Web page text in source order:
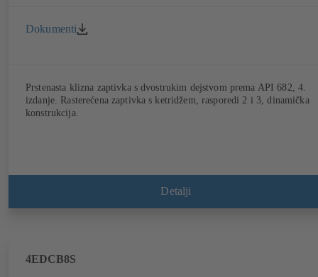
Dokumenti
Prstenasta klizna zaptivka s dvostrukim dejstvom prema API 682, 4.
izdanje. Rasterećena zaptivka s ketridžem, rasporedi 2 i 3, dinamička
konstrukcija.
Detalji
4EDCB8S